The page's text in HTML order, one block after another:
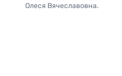
Олеся Вячеславовна.